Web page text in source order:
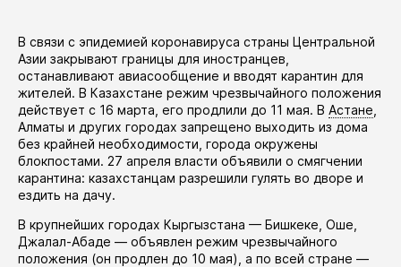
В связи с эпидемией коронавируса страны Центральной
Азии закрывают границы для иностранцев,
останавливают авиасообщение и вводят карантин для
жителей. В Казахстане режим чрезвычайного положения
действует с 16 марта, его продлили до 11 мая. В Астане
Алматы и других городах запрещено выходить из дома
без крайней необходимости, города окружены
блокпостами. 27 апреля власти объявили о смягчении
карантина: казахстанцам разрешили гулять во дворе и
ездить на дачу.
В крупнейших городах Кыргызстана — Бишкеке, Оше,
Джалал-Абаде — объявлен режим чрезвычайного
положения (он продлен до 10 мая), а по всей стране —